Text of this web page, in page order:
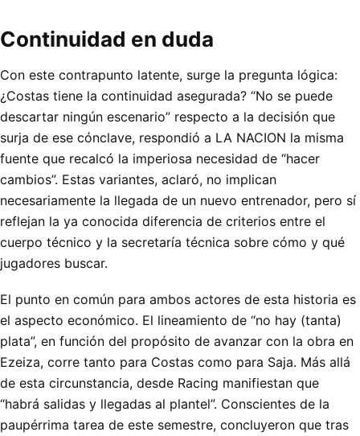
Continuidad en duda
Con este contrapunto latente, surge la pregunta lógica:
¿Costas tiene la continuidad asegurada? “No se puede
descartar ningún escenario” respecto a la decisión que
surja de ese cónclave, respondió a LA NACION la misma
fuente que recalcó la imperiosa necesidad de “hacer
cambios”. Estas variantes, aclaró, no implican
necesariamente la llegada de un nuevo entrenador, pero sí
reflejan la ya conocida diferencia de criterios entre el
cuerpo técnico y la secretaría técnica sobre cómo y qué
jugadores buscar.
El punto en común para ambos actores de esta historia es
el aspecto económico. El lineamiento de “no hay (tanta)
plata”, en función del propósito de avanzar con la obra en
Ezeiza, corre tanto para Costas como para Saja. Más allá
de esta circunstancia, desde Racing manifiestan que
“habrá salidas y llegadas al plantel”. Conscientes de la
paupérrima tarea de este semestre, concluyeron que tras